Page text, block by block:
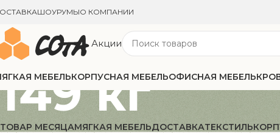
ШОУРУМЫО КОМПАНИИ
Акции
МЕБЕЛЬКОРПУСНАЯ МЕБЕЛЬОФИСНАЯ МЕБЕЛЬ
149 кг
ТОВАР МЕСЯЦАМЯГКАЯ МЕБЕЛЬДОСТАВКАТЕКСТИЛЬ